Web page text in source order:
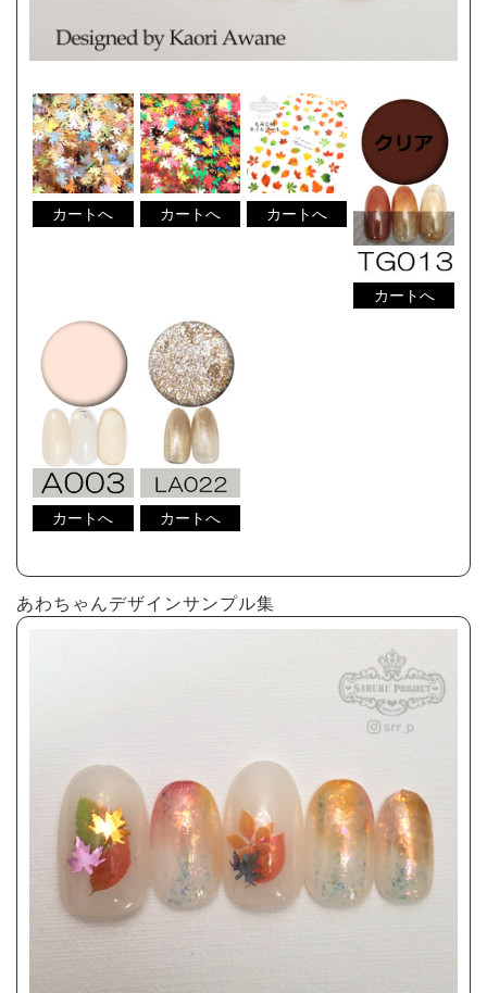
あわちゃんデザインサンプル集